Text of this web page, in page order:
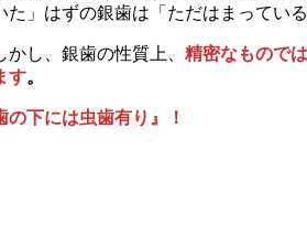
た」はずの銀歯は「ただはまってい
し、銀歯の性質上、 精密なもので
す。
下には虫歯有り』！